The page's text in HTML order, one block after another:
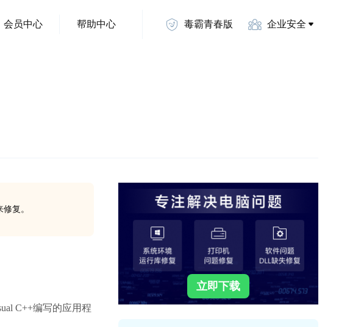
会员中心 帮助中心 毒霸青春版 企业安全
复。
C++编写的应用程
立即下载